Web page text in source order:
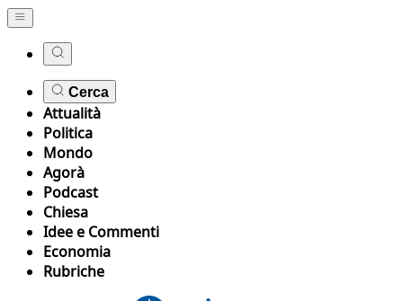
Cerca
Attualità
Politica
Mondo
Agorà
Podcast
Chiesa
Idee e Commenti
Economia
Rubriche